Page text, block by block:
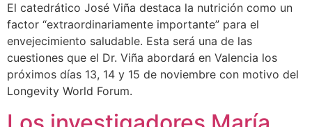
El catedrático José Viña destaca la nutrición como un
factor “extraordinariamente importante” para el
envejecimiento saludable. Esta será una de las
cuestiones que el Dr. Viña abordará en Valencia los
próximos días 13, 14 y 15 de noviembre con motivo del
Longevity World Forum.